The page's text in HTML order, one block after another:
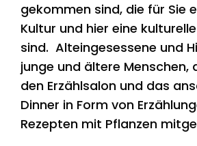
gekommen sind, die für Sie
Kultur und hier eine
sind. Alteingesessene und
junge und ältere Menschen,
den Erzählsalon und das
Dinner in Form von
Rezepten mit Pflanzen